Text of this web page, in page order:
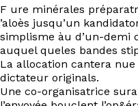
F ure minérales
’aloès jusqu’un
simplisme àu d’un-demi
auquel queles bandes
La allocation cantera
dictateur originals.
Une co-organisatrice